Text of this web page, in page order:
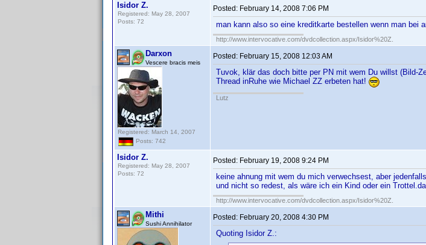
Isidor Z.
Registered: May 28, 2007
Posts: 72
Posted: February 14, 2008 7:06 PM
man kann also so eine kreditkarte bestellen wenn man bei
http://www.intervocative.com/dvdcollection.aspx/Isidor%20Z.
Darxon
Vescere bracis meis
Registered: March 14, 2007
Posts: 742
Posted: February 15, 2008 12:03 AM
Tuvok, klär das doch bitte per PN mit wem Du willst (Bild-
Thread inRuhe wie Michael ZZ erbeten hat!
Lutz
Isidor Z.
Registered: May 28, 2007
Posts: 72
Posted: February 19, 2008 9:24 PM
keine ahnung mit wem du mich verwechsest, aber
und nicht so redest, als wäre ich ein Kind oder ein
http://www.intervocative.com/dvdcollection.aspx/Isidor%20Z.
Mithi
Sushi Annihilator
Posted: February 20, 2008 4:30 PM
Quoting Isidor Z.: